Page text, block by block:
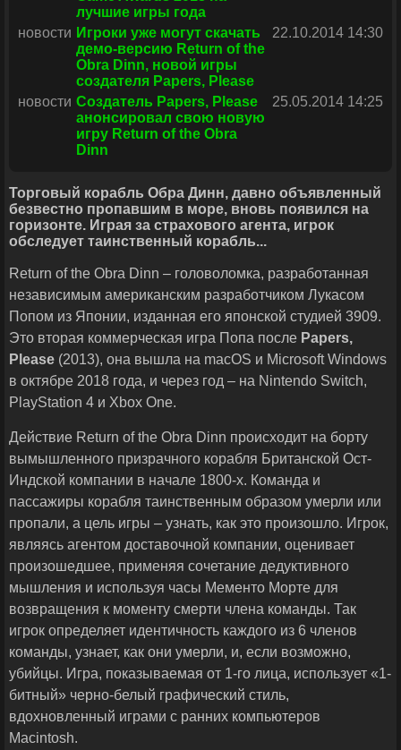
лучшие игры года
новости Игроки уже могут скачать
демо-версию Return of the
Obra Dinn, новой игры
создателя Papers, Please
22.10.2014 14:30
новости Создатель Papers, Please
анонсировал свою новую
игру Return of the Obra
Dinn
25.05.2014 14:25
Торговый корабль Обра Динн, давно объявленный
безвестно пропавшим в море, вновь появился на
горизонте. Играя за страхового агента, игрок
обследует таинственный корабль...
Return of the Obra Dinn – головоломка, разработанная
независимым американским разработчиком Лукасом
Попом из Японии, изданная его японской студией 3909.
Это вторая коммерческая игра Попа после Papers,
Please (2013), она вышла на macOS и Microsoft Windows
в октябре 2018 года, и через год – на Nintendo Switch,
PlayStation 4 и Xbox One.
Действие Return of the Obra Dinn происходит на борту
вымышленного призрачного корабля Британской Ост-
Индской компании в начале 1800-х. Команда и
пассажиры корабля таинственным образом умерли или
пропали, а цель игры – узнать, как это произошло. Игрок,
являясь агентом доставочной компании, оценивает
произошедшее, применяя сочетание дедуктивного
мышления и используя часы Мементо Морте для
возвращения к моменту смерти члена команды. Так
игрок определяет идентичность каждого из 6 членов
команды, узнает, как они умерли, и, если возможно,
убийцы. Игра, показываемая от 1-го лица, использует «1-
битный» черно-белый графический стиль,
вдохновленный играми с ранних компьютеров
Macintosh.